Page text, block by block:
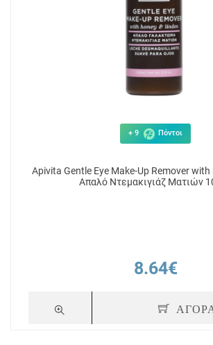
+ 9 Πόντοι
Αpivita Gentle Eye Make-Up Remover with
Απαλό Ντεμακιγιάζ Ματιών
8.64€
ΑΓΟΡΑ